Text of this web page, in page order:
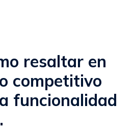
resaltar en
competitivo
funcionalidad